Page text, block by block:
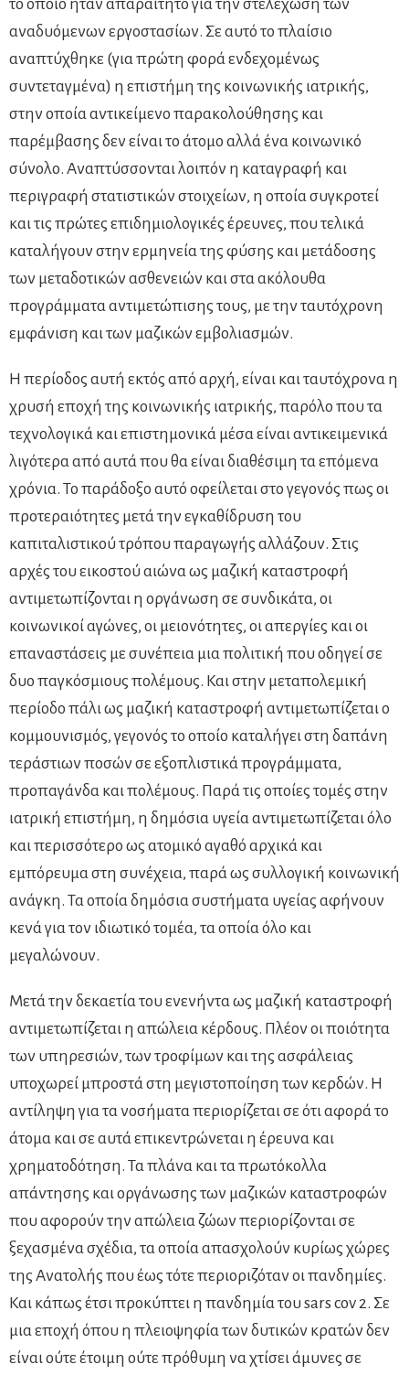
το οποίο ήταν απαραίτητο για την στελέχωση των
αναδυόμενων εργοστασίων. Σε αυτό το πλαίσιο
αναπτύχθηκε (για πρώτη φορά ενδεχομένως
συντεταγμένα) η επιστήμη της κοινωνικής ιατρικής,
στην οποία αντικείμενο παρακολούθησης και
παρέμβασης δεν είναι το άτομο αλλά ένα κοινωνικό
σύνολο. Αναπτύσσονται λοιπόν η καταγραφή και
περιγραφή στατιστικών στοιχείων, η οποία συγκροτεί
και τις πρώτες επιδημιολογικές έρευνες, που τελικά
καταλήγουν στην ερμηνεία της φύσης και μετάδοσης
των μεταδοτικών ασθενειών και στα ακόλουθα
προγράμματα αντιμετώπισης τους, με την ταυτόχρονη
εμφάνιση και των μαζικών εμβολιασμών.
Η περίοδος αυτή εκτός από αρχή, είναι και ταυτόχρονα η
χρυσή εποχή της κοινωνικής ιατρικής, παρόλο που τα
τεχνολογικά και επιστημονικά μέσα είναι αντικειμενικά
λιγότερα από αυτά που θα είναι διαθέσιμη τα επόμενα
χρόνια. Το παράδοξο αυτό οφείλεται στο γεγονός πως οι
προτεραιότητες μετά την εγκαθίδρυση του
καπιταλιστικού τρόπου παραγωγής αλλάζουν. Στις
αρχές του εικοστού αιώνα ως μαζική καταστροφή
αντιμετωπίζονται η οργάνωση σε συνδικάτα, οι
κοινωνικοί αγώνες, οι μειονότητες, οι απεργίες και οι
επαναστάσεις με συνέπεια μια πολιτική που οδηγεί σε
δυο παγκόσμιους πολέμους. Και στην μεταπολεμική
περίοδο πάλι ως μαζική καταστροφή αντιμετωπίζεται ο
κομμουνισμός, γεγονός το οποίο καταλήγει στη δαπάνη
τεράστιων ποσών σε εξοπλιστικά προγράμματα,
προπαγάνδα και πολέμους. Παρά τις οποίες τομές στην
ιατρική επιστήμη, η δημόσια υγεία αντιμετωπίζεται όλο
και περισσότερο ως ατομικό αγαθό αρχικά και
εμπόρευμα στη συνέχεια, παρά ως συλλογική κοινωνική
ανάγκη. Τα οποία δημόσια συστήματα υγείας αφήνουν
κενά για τον ιδιωτικό τομέα, τα οποία όλο και
μεγαλώνουν.
Μετά την δεκαετία του ενενήντα ως μαζική καταστροφή
αντιμετωπίζεται η απώλεια κέρδους. Πλέον οι ποιότητα
των υπηρεσιών, των τροφίμων και της ασφάλειας
υποχωρεί μπροστά στη μεγιστοποίηση των κερδών. Η
αντίληψη για τα νοσήματα περιορίζεται σε ότι αφορά το
άτομα και σε αυτά επικεντρώνεται η έρευνα και
χρηματοδότηση. Τα πλάνα και τα πρωτόκολλα
απάντησης και οργάνωσης των μαζικών καταστροφών
που αφορούν την απώλεια ζώων περιορίζονται σε
ξεχασμένα σχέδια, τα οποία απασχολούν κυρίως χώρες
της Ανατολής που έως τότε περιοριζόταν οι πανδημίες.
Και κάπως έτσι προκύπτει η πανδημία του sars cov 2. Σε
μια εποχή όπου η πλειοψηφία των δυτικών κρατών δεν
είναι ούτε έτοιμη ούτε πρόθυμη να χτίσει άμυνες σε